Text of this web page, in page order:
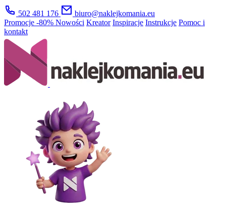
502 481 176
biuro@naklejkomania.eu
Promocje -80% Nowości Kreator Inspiracje Instrukcje Pomoc i
kontakt